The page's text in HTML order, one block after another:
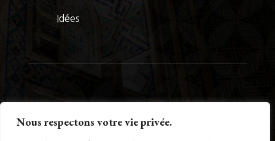
Nous respectons votre vie privée.
Idées